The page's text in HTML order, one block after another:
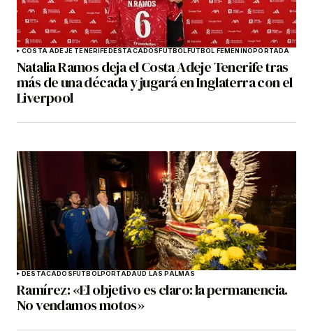
COSTA ADEJE TENERIFEDESTACADOSFÚTBOLFÚTBOL FEMENINOPORTADA
Natalia Ramos deja el Costa Adeje Tenerife tras
más de una década y jugará en Inglaterra con el
Liverpool
DESTACADOSFÚTBOLPORTADAUD LAS PALMAS
Ramírez: «El objetivo es claro: la permanencia.
No vendamos motos»